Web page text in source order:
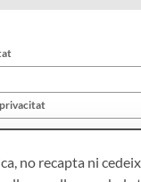
no recapta ni